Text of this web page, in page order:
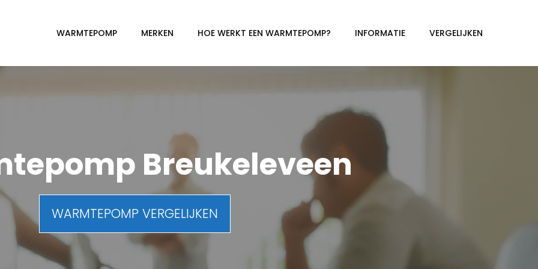
WARMTEPOMP MERKEN HOE WERKT EEN WARMTEPOMP? INFORMATIE VERGELIJKEN
Breukeleveen
WARMTEPOMP VERGELIJKEN